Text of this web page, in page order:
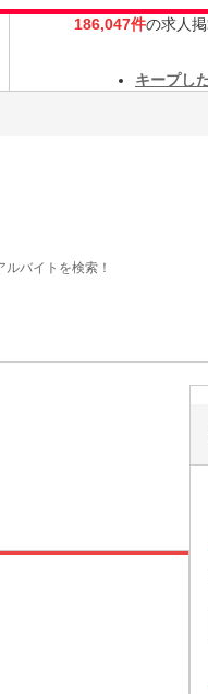
186,047件の求人
キープし
バイトを検索！